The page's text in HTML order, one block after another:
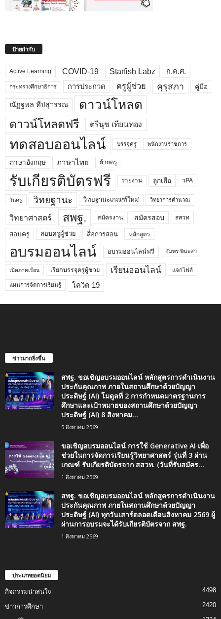
ป้ายกำกับ
Active Learning COVID-19 Starfish Labz ก.ค.ศ.
กระทรวงศึกษาธิการ การประกวด ครูผู้ช่วย คุรุสภา คู่มือ
ณัฏฐพล ทีปสุวรรณ ดาวน์โหลด
ดาวน์โหลดฟรี ตรีนุช เทียนทอง
ทดสอบออนไลน์ บรรจุครู พนักงานราชการ
ภาษาอังกฤษ ภาษาไทย ย้ายครู
รับเกียรติบัตรฟรี รายงาน ลูกเสือ วPA
วันครู วิทยฐานะ วิทยฐานะเกณฑ์ใหม่ วิทยาการคำนวณ
วิทยาศาสตร์ สพฐ. สมัครงาน สมัครสอบ สสวท
สอบครู สอบครูผู้ช่วย สื่อการสอน หลักสูตร
อบรมออนไลน์ อบรมออนไลน์ฟรี อัมพร พินะสา
เปิดภาคเรียน เรียกบรรจุครูผู้ช่วย เรียนออนไลน์ แจกไฟล์
แผนการจัดการเรียนรู้ โควิด 19
ข่าวมากยิ่งขึ้น
สพฐ. ขอเชิญอบรมออนไลน์ หลักสูตรการดำเนินงาน
ประกันคุณภาพ ภายในสถานศึกษาด้วยปัญญา
ประดิษฐ์ (AI) โมดูลที่ 2 การกำหนดมาตรฐานการ
ศึกษาและเป้าหมายของสถานศึกษาด้วยปัญญา
ประดิษฐ์ (AI) 8 สิงหาคม...
5 สิงหาคม 2569
ขอเชิญอบรมออนไลน์ การใช้ Generative AI เพื่อ
ช่วยในการจัดการเรียนรู้วิทยาศาสตร์ รุ่นที่ 3 ผ่าน
เกณฑ์ รับเกียรติบัตรจาก สสวท. (วันที่รับสมัคร...
1 สิงหาคม 2569
สพฐ. ขอเชิญอบรมออนไลน์ หลักสูตรการดำเนินงาน
ประกันคุณภาพ ภายในสถานศึกษาด้วยปัญญา
ประดิษฐ์ (AI) ทุกวันเสาร์ตลอดเดือนสิงหาคม 2569 ผู้
ผ่านการอบรมจะได้รับเกียรติบัตรจาก สพฐ.
1 สิงหาคม 2569
ประเภทยอดนิยม
กิจกรรมน่าสนใจ 4498
ข่าวการศึกษา 2420